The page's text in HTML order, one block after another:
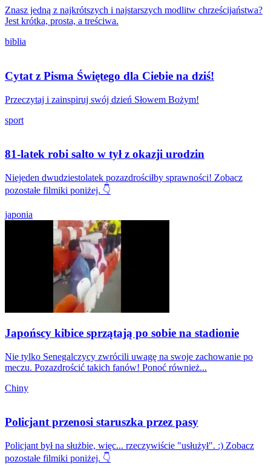
Znasz jedną z najkrótszych i najstarszych modlitw chrześcijaństwa?
Jest krótka, prosta, a treściwa.
biblia
Cytat z Pisma Świętego dla Ciebie na dziś!
Przeczytaj i zainspiruj swój dzień Słowem Bożym!
sport
81-latek robi salto w tył z okazji urodzin
Niejeden dwudziestolatek pozazdrościłby sprawności! Zobacz
pozostałe filmiki poniżej. 👇
japonia
Japońscy kibice sprzątają po sobie na stadionie
Nie tylko Senegalczycy zwrócili uwagę na swoje zachowanie po
meczu. Pozazdrościć takich fanów! Ponoć również...
Chiny
Policjant przenosi staruszka przez pasy
Policjant był na służbie, więc... rzeczywiście "usłużył". :) Zobacz
pozostałe filmiki poniżej. 👇